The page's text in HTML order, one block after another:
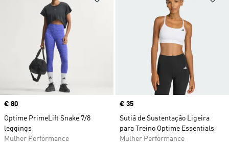
Price
€ 80
Optime PrimeLift Snake 7/8
leggings
Mulher Performance
Price
€ 35
Sutiã de Sustentação Ligeira
para Treino Optime Essentials
Mulher Performance